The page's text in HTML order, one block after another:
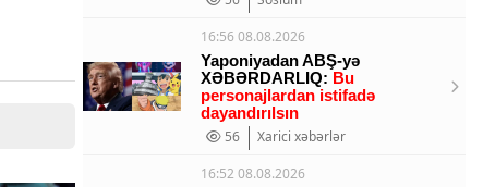
16:56 08.08.2026
Yaponiyadan ABŞ-yə
XƏBƏRDARLIQ: Bu
personajlardan istifadə
dayandırılsın
56
Xarici xəbərlər
16:52 08.08.2026